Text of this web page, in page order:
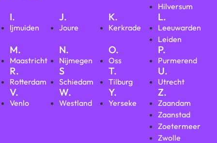
Hilversum
I.
Ijmuiden
J.
Joure
K.
Kerkrade
L.
Leeuwarden
Leiden
M.
Maastricht
N.
Nijmegen
O.
Oss
P.
Purmerend
R.
Rotterdam
S
Schiedam
T.
Tilburg
U.
Utrecht
V.
Venlo
W.
Westland
Y.
Yerseke
Z.
Zaandam
Zaanstad
Zoetermeer
Zwolle